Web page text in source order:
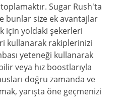
Sugar Rush'ta
bunlar size ek avantajlar
için yoldaki şekerleri
kullanarak rakiplerinizi
yeteneği kullanarak
veya hız boostlarıyla
doğru zamanda ve
yarışta öne geçmenizi